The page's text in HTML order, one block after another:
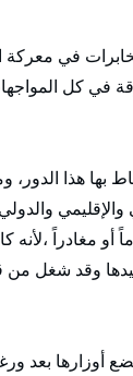
في
في كل
هذا الدور،
أو مغادراً
وقد شغل
بعد